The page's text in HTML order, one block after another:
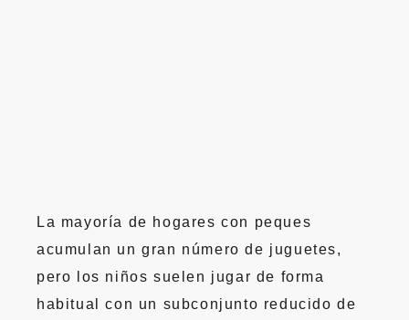
La mayoría de hogares con peques
acumulan un gran número de juguetes,
pero los niños suelen jugar de forma
habitual con un subconjunto reducido de